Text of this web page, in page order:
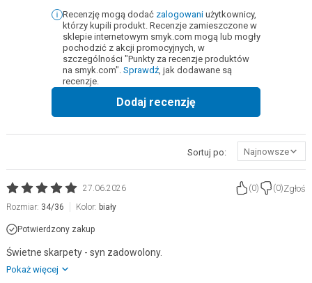
Recenzję mogą dodać zalogowani użytkownicy,
którzy kupili produkt. Recenzje zamieszczone w
sklepie internetowym smyk.com mogą lub mogły
pochodzić z akcji promocyjnych, w
szczególności "Punkty za recenzje produktów
na smyk.com". Sprawdź, jak dodawane są
recenzje.
Dodaj recenzję
Sortuj po: Najnowsze
27.06.2026 (0) (0)Zgłoś
Rozmiar: 34/36 Kolor: biały
Potwierdzony zakup
Świetne skarpety - syn zadowolony.
Pokaż więcej